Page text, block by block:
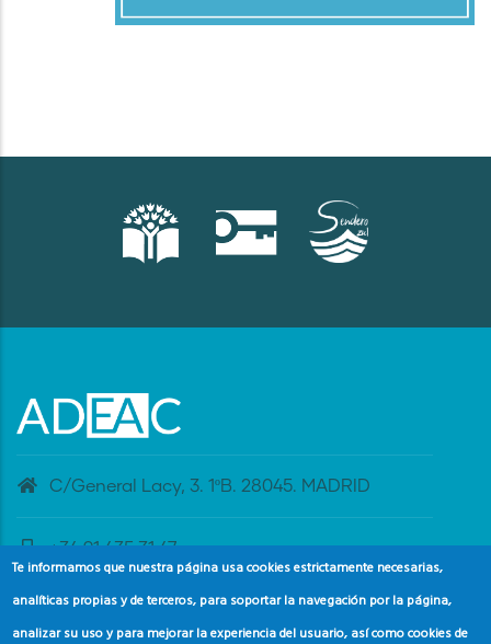
C/General Lacy, 3. 1ºB. 28045. MADRID
+34 91 435 31 47
banderaazul@adeac.es
Te informamos que nuestra página usa cookies estrictamente necesarias,
analíticas propias y de terceros, para soportar la navegación por la página,
analizar su uso y para mejorar la experiencia del usuario, así como cookies de